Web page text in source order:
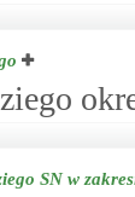
SN w